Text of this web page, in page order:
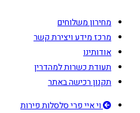
מחירון משלוחים
מרכז מידע ויצירת קשר
אודותינו
תעודת כשרות למהדרין
תקנון רכישה באתר
וי איי פרי סלסלות פירות